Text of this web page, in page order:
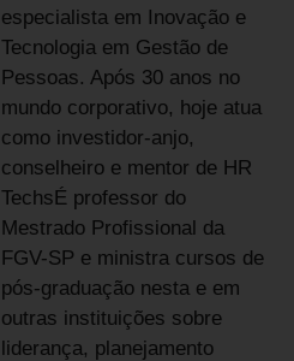
especialista em Inovação e
Tecnologia em Gestão de
Pessoas. Após 30 anos no
mundo corporativo, hoje atua
como investidor-anjo,
conselheiro e mentor de HR
TechsÉ professor do
Mestrado Profissional da
FGV-SP e ministra cursos de
pós-graduação nesta e em
outras instituições sobre
liderança, planejamento